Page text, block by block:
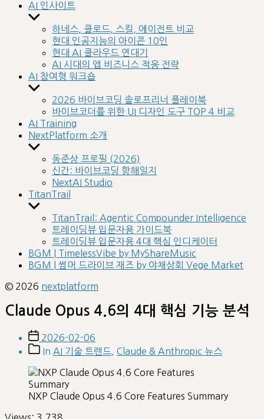
AI 인사이트
Show
sub
menu
하네스, 클로드, 스킬, 에이전트 비교
현대 인공지능의 아이콘 10인
현대 AI 클라우드 연대기
AI 시대의 앱 비즈니스 적응 전략
AI 참여형 워크숍
Show
sub
menu
2026 바이브코딩 솔로프리너 플레이북
바이브코더를 위한 UI 디자인 도구 TOP 4 비교
AI Training
NextPlatform 소개
Show
sub
menu
동준상 프로필 (2026)
신간: 바이브코딩 항해일지
NextAI Studio
TitanTrail
Show
sub
menu
TitanTrail: Agentic Compounder Intelligence
트레이딩뷰 입문자용 가이드북
트레이딩뷰 입문자용 4대 핵심 인디케이터
BGM | TimelessVibe by MyShareMusic
BGM | 썸머 드라이브 재즈 by 야채상회 Vege Market
© 2026 nextplatform
Claude Opus 4.6의 4대 핵심 기능 분석
Post
date
2026-02-06
PostIn AI 기술 트랜드 Claude & Anthropic 뉴스
NXP Claude Opus 4.6 Core Features Summary